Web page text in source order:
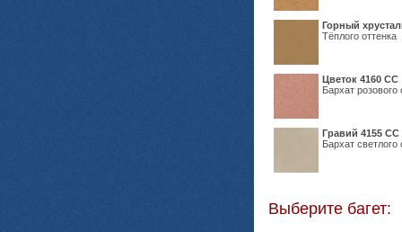
Горный
Тёплого оттенка
Цветок 4160 СС
Бархат розового
Гравий 4155 СС
Бархат светлого
Выберите багет: